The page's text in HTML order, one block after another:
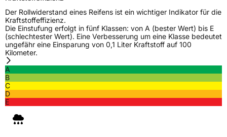
ModellnameFM 916
FahrzeugartTransporter
Weitere Eigenschaften
Der Rollwiderstand eines Reifens ist ein wichtiger Indikator für die
Kraftstoffeffizienz.
Die Einstufung erfolgt in fünf Klassen: von A (bester Wert) bis E
(schlechtester Wert). Eine Verbesserung um eine Klasse bedeutet
ungefähr eine Einsparung von 0,1 Liter Kraftstoff auf 100
Kilometer.
A
B
C
D
E